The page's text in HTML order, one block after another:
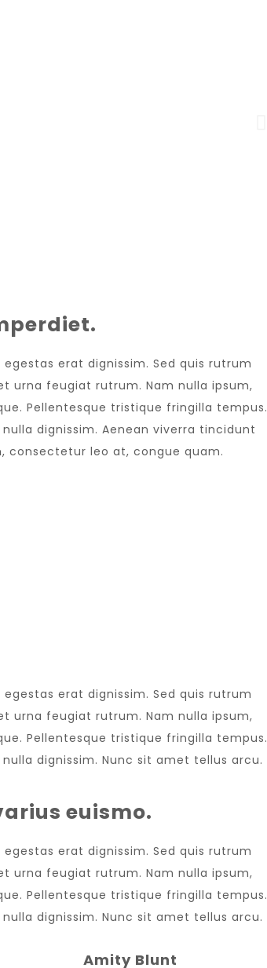
erat dignissim. Sed quis rutrum
urna feugiat rutrum. Nam nulla ipsum,
Pellentesque tristique fringilla tempus.
dignissim. Aenean viverra tincidunt
consectetur leo at, congue quam.
erat dignissim. Sed quis rutrum
urna feugiat rutrum. Nam nulla ipsum,
Pellentesque tristique fringilla tempus.
dignissim. Nunc sit amet tellus arcu.
euismo.
erat dignissim. Sed quis rutrum
urna feugiat rutrum. Nam nulla ipsum,
Pellentesque tristique fringilla tempus.
dignissim. Nunc sit amet tellus arcu.
Amity Blunt